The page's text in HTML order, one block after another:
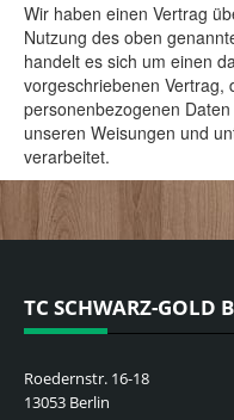
Wir haben einen Vertrag
Nutzung des oben
handelt es sich um einen
vorgeschriebenen Vertrag,
personenbezogenen
unseren Weisungen und
verarbeitet.
TC SCHWARZ-GOLD
Roedernstr. 16-18
13053 Berlin